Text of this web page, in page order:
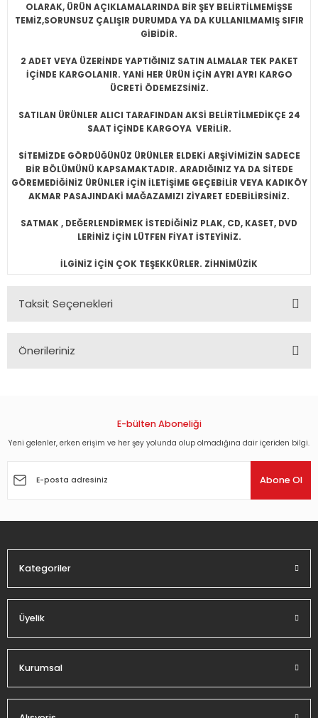
OLARAK, ÜRÜN AÇIKLAMALARINDA BİR ŞEY BELİRTİLMEMİŞSE
TEMİZ,SORUNSUZ ÇALIŞIR DURUMDA YA DA KULLANILMAMIŞ SIFIR
GİBİDİR.
2 ADET VEYA ÜZERİNDE YAPTIĞINIZ SATIN ALMALAR TEK PAKET
İÇİNDE KARGOLANIR. YANİ HER ÜRÜN İÇİN AYRI AYRI KARGO
ÜCRETİ ÖDEMEZSİNİZ.
SATILAN ÜRÜNLER ALICI TARAFINDAN AKSİ BELİRTİLMEDİKÇE 24
SAAT İÇİNDE KARGOYA VERİLİR.
SİTEMİZDE GÖRDÜĞÜNÜZ ÜRÜNLER ELDEKİ ARŞİVİMİZİN SADECE
BİR BÖLÜMÜNÜ KAPSAMAKTADIR. ARADIĞINIZ YA DA SİTEDE
GÖREMEDİĞİNİZ ÜRÜNLER İÇİN İLETİŞİME GEÇEBİLİR VEYA KADIKÖY
AKMAR PASAJINDAKİ MAĞAZAMIZI ZİYARET EDEBİLİRSİNİZ.
SATMAK , DEĞERLENDİRMEK İSTEDİĞİNİZ PLAK, CD, KASET, DVD
LERİNİZ İÇİN LÜTFEN FİYAT İSTEYİNİZ.
İLGİNİZ İÇİN ÇOK TEŞEKKÜRLER. ZİHNİMÜZİK
Taksit Seçenekleri
Önerileriniz
Görüş ve önerileriniz için teşekkür ederiz.
Ürün açıklamasında eksik bilgiler bulunuyor.
E-bülten Aboneliği
Yeni gelenler, erken erişim ve her şey yolunda olup olmadığına dair içeriden bilgi.
Abone Ol
Kategoriler
Üyelik
Kurumsal